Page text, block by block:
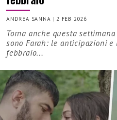
ANDREA SANNA |2 FEB 2026
Torna anche questa
sono Farah: le anticipazioni
febbraio...